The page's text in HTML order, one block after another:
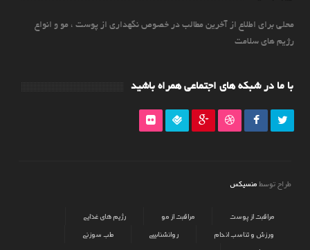
محلی برای اطلاع از آخرین مطالب در خصوص نگهداری از پوست ، مو و انواع
رژیم های سلامت
با ما در شبکه های اجتماعی همراه باشید
طراح توسط منسیکس
مراقبت از پوست مراقبت از مو
رژیم های غذایی
ورزش و تناسب اندام
روانشناسی
طب سوزنی